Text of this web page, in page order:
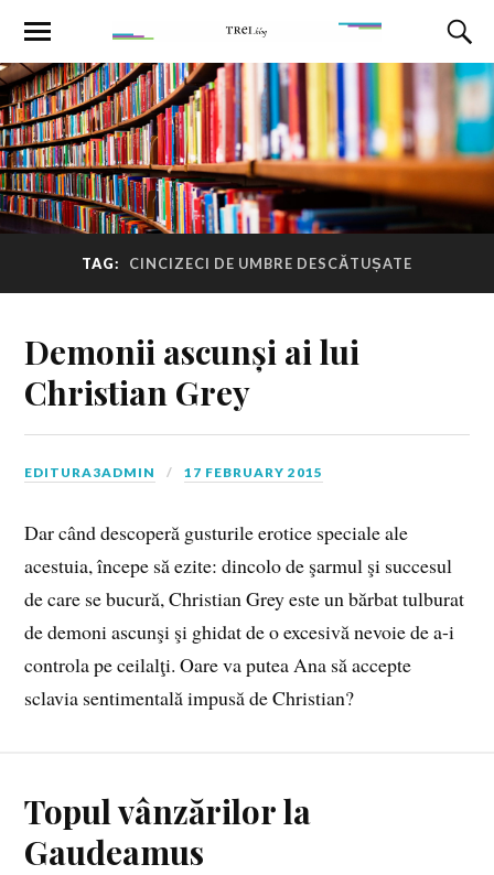
TAG: CINCIZECI DE UMBRE DESCĂTUȘATE
Demonii ascunși ai lui
Christian Grey
EDITURA3ADMIN 17 FEBRUARY 2015
Dar când descoperă gusturile erotice speciale ale
acestuia, începe să ezite: dincolo de şarmul şi succesul
de care se bucură, Christian Grey este un bărbat tulburat
de demoni ascunşi şi ghidat de o excesivă nevoie de a-i
controla pe ceilalţi. Oare va putea Ana să accepte
sclavia sentimentală impusă de Christian?
Topul vânzărilor la
Gaudeamus